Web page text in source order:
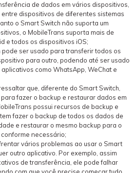
de dados em vários dispositivos,
dispositivos de diferentes sistemas
o Smart Switch não suporta um
o MobileTrans suporta mais de
e todos os dispositivos iOS;
pode ser usado para transferir todos os
para outro, podendo até ser usado
como WhatsApp, WeChat e
que, diferente do Smart Switch,
fazer o backup e restaurar dados em
possui recursos de backup e
fazer o backup de todos os dados de
e restaurar o mesmo backup para o
necessário;
vários problemas ao usar o Smart
outro aplicativo. Por exemplo, assim
de transferência, ele pode falhar